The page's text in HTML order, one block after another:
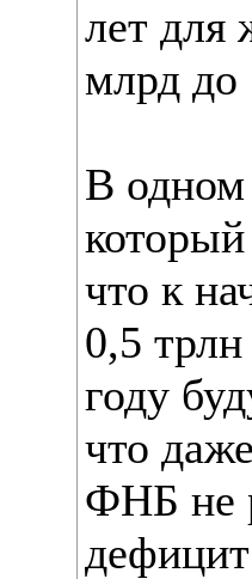
лет для
млрд до
В одном
что к
0,5
году
что
ФНБ не